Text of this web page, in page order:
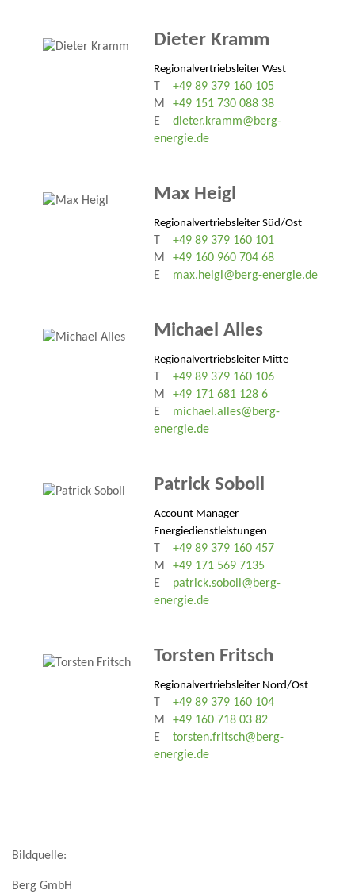
Dieter Kramm
Regionalvertriebsleiter West
+49 89 379 160 105
M
+49 151 730 088 38
E
dieter.kramm@berg-
energie.de
Max Heigl
Regionalvertriebsleiter Süd/Ost
+49 89 379 160 101
M
+49 160 960 704 68
E
max.heigl@berg-energie.de
Michael Alles
Regionalvertriebsleiter Mitte
+49 89 379 160 106
M
+49 171 681 128 6
E
michael.alles@berg-
energie.de
Patrick Soboll
Account Manager
Energiedienstleistungen
+49 89 379 160 457
M
+49 171 569 7135
E
patrick.soboll@berg-
energie.de
Torsten Fritsch
Regionalvertriebsleiter Nord/Ost
+49 89 379 160 104
M
+49 160 718 03 82
E
torsten.fritsch@berg-
energie.de
Bildquelle:
Berg GmbH